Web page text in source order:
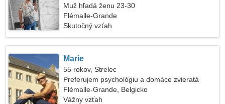
Muž hľadá ženu 23-30
Flémalle-Grande
Skutočný vzťah
Marie
55 rokov, Strelec
Preferujem psychológiu a domáce zvieratá
Flémalle-Grande, Belgicko
Vážny vzťah